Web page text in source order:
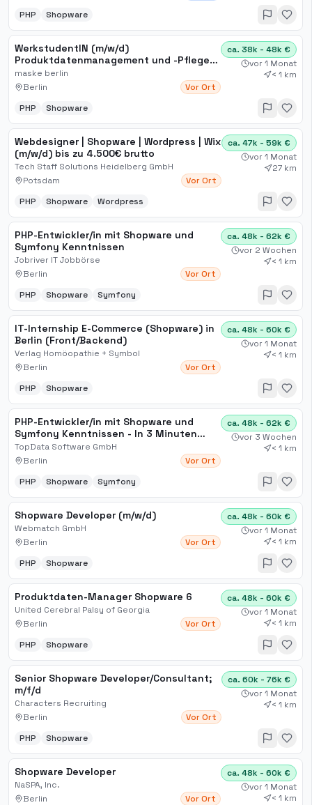
PHP Shopware
WerkstudentIN (m/w/d)
Produktdatenmanagement und -Pflege
Shopware 6 Beauty Bereich
maske berlin
Berlin
Vor Ort
ca. 38k - 48k €
vor 1 Monat
< 1 km
PHP Shopware
Webdesigner | Shopware | Wordpress | Wix
(m/w/d) bis zu 4.500€ brutto
Tech Staff Solutions Heidelberg GmbH
Potsdam
Vor Ort
ca. 47k - 59k €
vor 1 Monat
27 km
PHP Shopware Wordpress
PHP-Entwickler/in mit Shopware und
Symfony Kenntnissen
Jobriver IT Jobbörse
Berlin
Vor Ort
ca. 48k - 62k €
vor 2 Wochen
< 1 km
PHP Shopware Symfony
IT-Internship E-Commerce (Shopware) in
Berlin (Front/Backend)
Verlag Homöopathie + Symbol
Berlin
Vor Ort
ca. 48k - 60k €
vor 1 Monat
< 1 km
PHP Shopware
PHP-Entwickler/in mit Shopware und
Symfony Kenntnissen - In 3 Minuten
erfolgreich bewerben
TopData Software GmbH
Berlin
Vor Ort
ca. 48k - 62k €
vor 3 Wochen
< 1 km
PHP Shopware Symfony
Shopware Developer (m/w/d)
Webmatch GmbH
Berlin
Vor Ort
ca. 48k - 60k €
vor 1 Monat
< 1 km
PHP
Shopware
Produktdaten-Manager Shopware 6
United Cerebral Palsy of Georgia
Berlin
Vor Ort
ca. 48k - 60k €
vor 1 Monat
< 1 km
PHP
Shopware
Senior Shopware Developer​/Consultant;
m​/f​/d
Characters Recruiting
Berlin
Vor Ort
ca. 60k - 76k €
vor 1 Monat
< 1 km
PHP Shopware
Shopware Developer
NaSPA, Inc.
Berlin
Vor Ort
ca. 48k - 60k €
vor 1 Monat
< 1 km